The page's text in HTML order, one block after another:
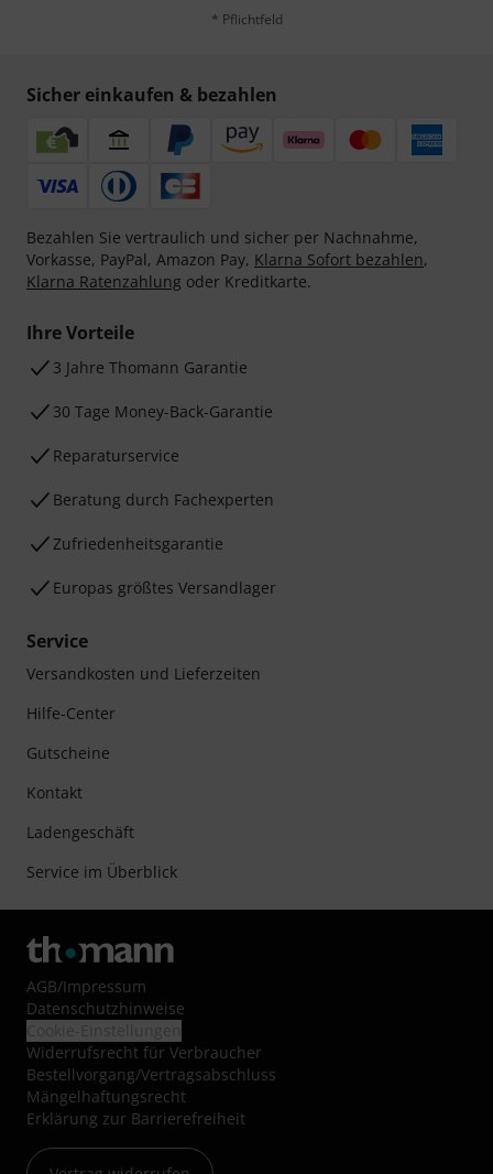
* Pflichtfeld
Sicher einkaufen & bezahlen
Bezahlen Sie vertraulich und sicher per Nachnahme,
Vorkasse, PayPal, Amazon Pay, Klarna Sofort bezahlen,
Klarna Ratenzahlung oder Kreditkarte.
Ihre Vorteile
3 Jahre Thomann Garantie
30 Tage Money-Back-Garantie
Reparaturservice
Beratung durch Fachexperten
Zufriedenheitsgarantie
Europas größtes Versandlager
Service
Versandkosten und Lieferzeiten
Hilfe-Center
Gutscheine
Kontakt
Ladengeschäft
Service im Überblick
AGB/Impressum
Datenschutzhinweise
Widerrufsrecht für Verbraucher
Bestellvorgang/Vertragsabschluss
Mängelhaftungsrecht
Erklärung zur Barrierefreiheit